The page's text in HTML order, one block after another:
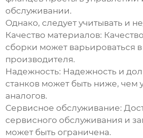
обслуживании.
Однако, следует учитывать и
Качество материалов:
сборки может варьироваться
производителя.
Надежность: Надежность и
станков может быть ниже, чем
аналогов.
Сервисное обслуживание:
сервисного обслуживания и
может быть ограничена.